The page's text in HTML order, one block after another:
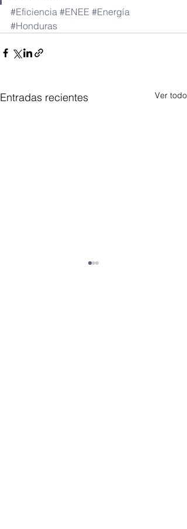
#Eficiencia #ENEE #Energía
#Honduras
Entradas recientes Ver todo